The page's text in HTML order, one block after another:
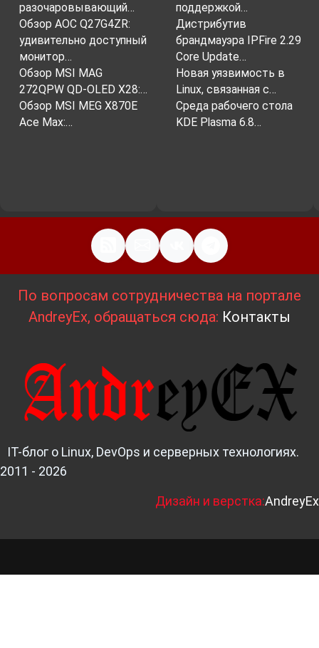
разочаровывающий…
Обзор AOC Q27G4ZR:
удивительно доступный
монитор…
Обзор MSI MAG
272QPW QD-OLED X28:…
Обзор MSI MEG X870E
Ace Max:…
поддержкой…
Дистрибутив
брандмауэра IPFire 2.29
Core Update…
Новая уязвимость в
Linux, связанная с…
Среда рабочего стола
KDE Plasma 6.8…
По вопросам сотрудничества на портале
AndreyEx, обращаться сюда: Контакты
IT-блог о Linux, DevOps и серверных технологиях.
2011 - 2026
Дизайн и верстка:AndreyEx